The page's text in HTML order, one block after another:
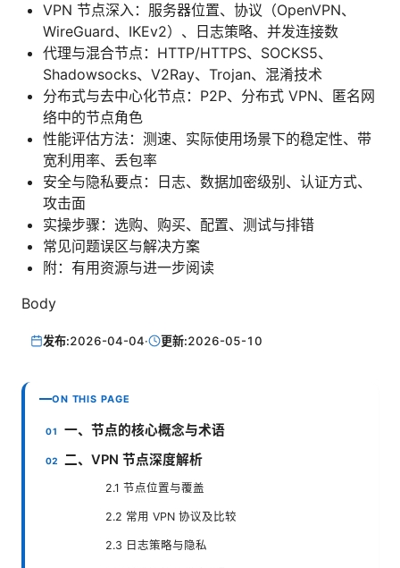
VPN 节点深入：服务器位置、协议（OpenVPN、
WireGuard、IKEv2）、日志策略、并发连接数
代理与混合节点：HTTP/HTTPS、SOCKS5、
Shadowsocks、V2Ray、Trojan、混淆技术
分布式与去中心化节点：P2P、分布式 VPN、匿名网
络中的节点角色
性能评估方法：测速、实际使用场景下的稳定性、带
宽利用率、丢包率
安全与隐私要点：日志、数据加密级别、认证方式、
攻击面
实操步骤：选购、购买、配置、测试与排错
常见问题误区与解决方案
附：有用资源与进一步阅读
Body
发布:2026-04-04· 更新:2026-05-10
ON THIS PAGE
一、节点的核心概念与术语
二、VPN 节点深度解析
2.1 节点位置与覆盖
2.2 常用 VPN 协议及比较
2.3 日志策略与隐私